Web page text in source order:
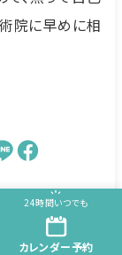
24時間いつでも
カレンダー予約
院に早めに相